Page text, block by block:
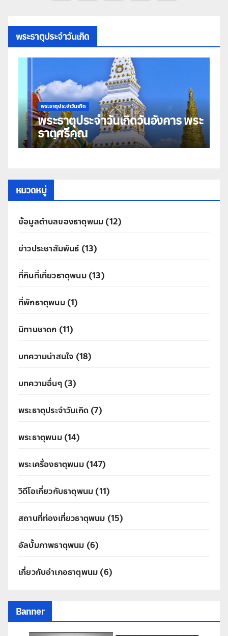
พระธาตุประจำวันเกิด
พระธาตุประจำวันเกิด
พระธาตุประจำวันเกิดวันอังคาร พระ
ธาตุศรีคุณ
หมวดหมู่
ข้อมูลตำบลของธาตุพนม (12)
ข่าวประชาสัมพันธ์(13)
ที่กินที่เที่ยวธาตุพนม(13)
ที่พักธาตุพนม(1)
นิทานชาดก (11)
บทความน่าสนใจ (18)
บทความอื่นๆ(3)
พระธาตุประจำวันเกิด (7)
พระธาตุพนม(14)
พระเครื่องธาตุพนม(147)
วิดีโอเกี่ยวกับธาตุพนม (11)
สถานที่ท่องเที่ยวธาตุพนม (15)
อัลบั้มภาพธาตุพนม (6)
เกี่ยวกับอำเภอธาตุพนม (6)
Banner